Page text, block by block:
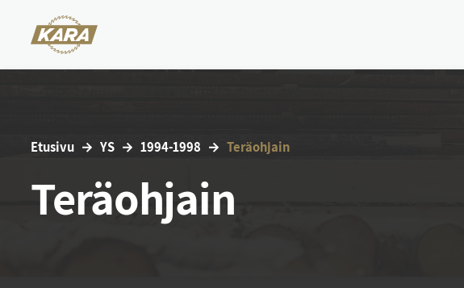
Etu­si­vu YS 1994-1998 Te­räoh­jain
Teräohjain